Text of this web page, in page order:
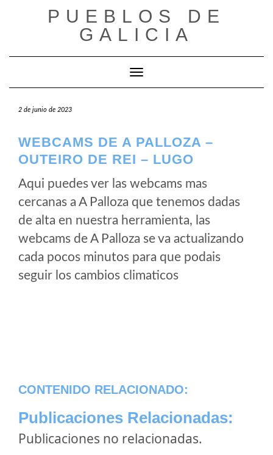
PUEBLOS DE
GALICIA
Cambiar modo de navegación
2 de junio de 2023
WEBCAMS DE A PALLOZA –
OUTEIRO DE REI – LUGO
Aqui puedes ver las webcams mas
cercanas a A Palloza que tenemos dadas
de alta en nuestra herramienta, las
webcams de A Palloza se va actualizando
cada pocos minutos para que podais
seguir los cambios climaticos
CONTENIDO RELACIONADO:
Publicaciones Relacionadas:
Publicaciones no relacionadas.